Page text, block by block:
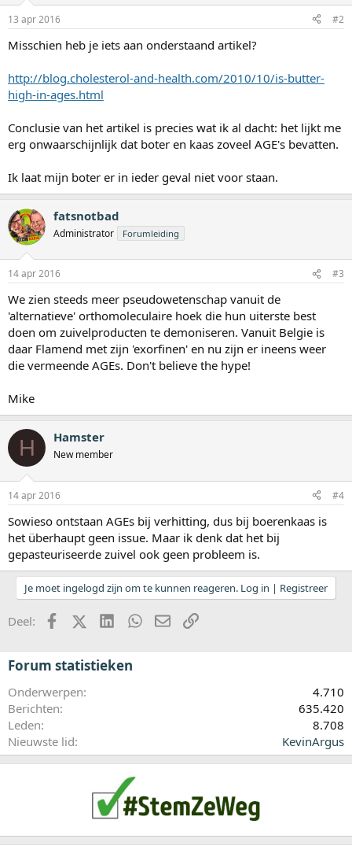
13 apr 2016 #2
Misschien heb je iets aan onderstaand artikel?
http://blog.cholesterol-and-health.com/2010/10/is-butter-
high-in-ages.html
Conclusie van het artikel is precies wat ik al dacht: het lijkt me
erg onwaarschijnlijk dat boter en kaas zoveel AGE's bevatten.
Ik laat mijn boter er in ieder geval niet voor staan.
fatsnotbad
Administrator Forumleiding
14 apr 2016 #3
We zien steeds meer pseudowetenschap vanuit de
'alternatieve' orthomoleculaire hoek die hun uiterste best
doen om zuivelproducten te demoniseren. Vanuit Belgie is
daar Flamend met zijn 'exorfinen' en nu zijn er ineens weer
die vermeende AGEs. Don't believe the hype!
Mike
H Hamster
New member
14 apr 2016 #4
Sowieso ontstaan AGEs bij verhitting, dus bij boerenkaas is
het überhaupt geen issue. Maar ik denk dat het bij
gepasteuriseerde zuivel ook geen probleem is.
Je moet ingelogd zijn om te kunnen reageren. Log in | Registreer
Deel: FacebookX (Twitter)LinkedInWhatsApp
E-mailkoppeling
Forum statistieken
Onderwerpen
4.710
Berichten
635.420
Leden
8.708
Nieuwste lid
KevinArgus